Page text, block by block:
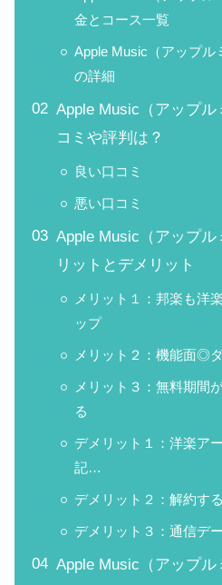
金とコース一覧
Apple Music（アップル
の詳細
Apple Music（アップル
コミや評判は？
良い口コミ
悪い口コミ
Apple Music（アップル
リットとデメリット
メリット１：邦楽も洋
ップ
メリット２：機能面◎
メリット３：無料期間
る
デメリット１：洋楽ア
記…
デメリット２：解約す
デメリット３：通信デ
Apple Music（アップ